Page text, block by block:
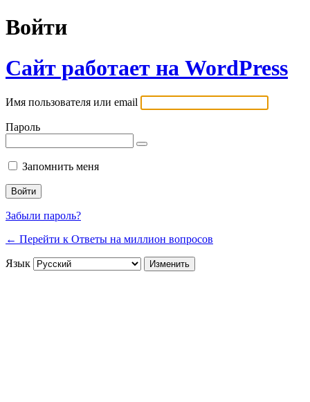
Войти
Сайт работает на WordPress
Имя пользователя или email
Пароль
Запомнить меня
Забыли пароль?
← Перейти к Ответы на миллион вопросов
Язык